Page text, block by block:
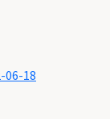
06-18